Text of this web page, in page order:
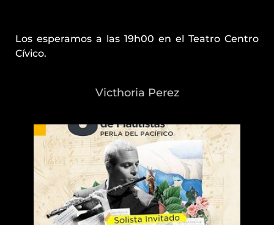
Los esperamos a las 19h00 en el Teatro Centro
Cívico.
Victhoria Perez